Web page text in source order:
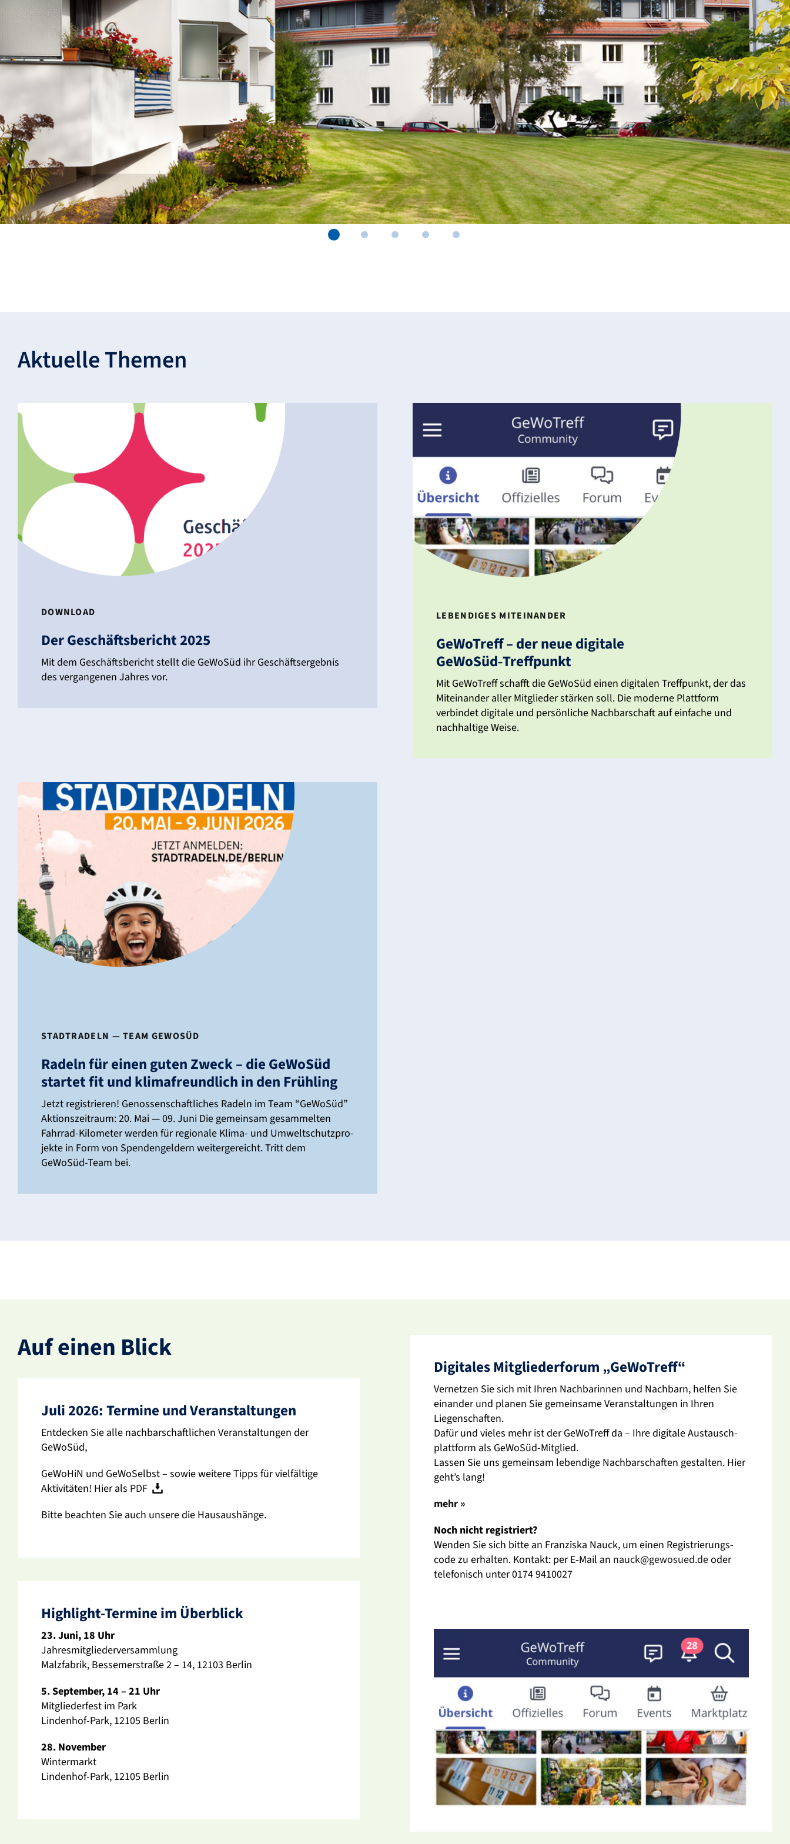
Aktu­elle Themen
DOWN­LOAD
Der Geschäfts­be­richt 2025
Mit dem Geschäfts­be­richt stellt die GeWoSüd ihr Geschäfts­er­gebnis
des vergan­genen Jahres vor.
LEBEN­DIGES MITEIN­ANDER
GeWo­Treff – der neue digi­tale
GeWoSüd‑Treffpunkt
Mit GeWo­Treff schafft die GeWoSüd einen digi­talen Treff­punkt, der das
Mitein­ander aller Mitglieder stärken soll. Die moderne Platt­form
verbindet digi­tale und persön­liche Nach­bar­schaft auf einfache und
nach­hal­tige Weise.
STADT­RA­DELN — TEAM GEWOSÜD
Radeln für einen guten Zweck – die GeWoSüd
startet fit und klima­freund­lich in den Früh­ling
Jetzt regis­trieren! Genos­sen­schaft­li­ches Radeln im Team “GeWoSüd”
Akti­ons­zeit­raum: 20. Mai — 09. Juni Die gemeinsam gesam­melten
Fahrrad-Kilo­­­meter werden für regio­nale Klima- und Umwelt­schutz­pro­
jekte in Form von Spen­den­gel­dern weiter­ge­reicht. Tritt dem
GeWoSüd-Team bei.
Auf einen Blick
Juli 2026: Termine und Veran­stal­tungen
Entde­cken Sie alle nach­bar­schaft­li­chen Veran­stal­tungen der
GeWoSüd,
GeWoHiN und GeWo­Selbst – sowie weitere Tipps für viel­fäl­tige
Akti­vi­täten! Hier als PDF
Bitte beachten Sie auch unsere die Haus­aus­hänge.
High­light-Termine im Über­blick
23. Juni, 18 Uhr
Jahres­mit­glie­der­ver­samm­lung
Malz­fa­brik, Besse­mer­straße 2 – 14, 12103 Berlin
5. September, 14 – 21 Uhr
Mitglie­der­fest im Park
Lindenhof-Park, 12105 Berlin
28. November
Winter­markt
Lindenhof-Park, 12105 Berlin
Digi­tales Mitglie­der­forum „GeWo­Treff“
Vernetzen Sie sich mit Ihren Nach­ba­rinnen und Nach­barn, helfen Sie
einander und planen Sie gemein­same Veran­stal­tungen in Ihren
Liegen­schaften.
Dafür und vieles mehr ist der GeWo­Treff da – Ihre digi­tale Austausch­
platt­form als GeWoSüd-Mitglied.
Lassen Sie uns gemeinsam leben­dige Nach­bar­schaften gestalten. Hier
geht’s lang!
mehr »
Noch nicht regis­triert?
Wenden Sie sich bitte an Fran­ziska Nauck, um einen Regis­trie­rungs­
code zu erhalten. Kontakt: per E‑Mail an nauck@gewosued.deoder
tele­fo­nisch unter 0174 9410027